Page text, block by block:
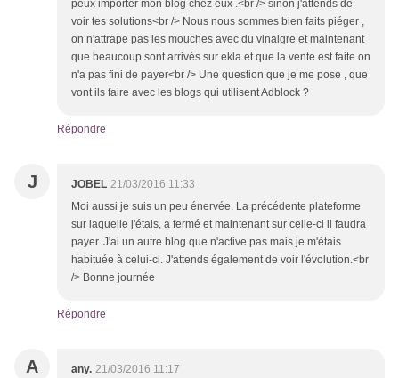
peux importer mon blog chez eux .<br /> sinon j'attends de
voir tes solutions<br /> Nous nous sommes bien faits piéger ,
on n'attrape pas les mouches avec du vinaigre et maintenant
que beaucoup sont arrivés sur ekla et que la vente est faite on
n'a pas fini de payer<br /> Une question que je me pose , que
vont ils faire avec les blogs qui utilisent Adblock ?
Répondre
J JOBEL 21/03/2016 11:33
Moi aussi je suis un peu énervée. La précédente plateforme
sur laquelle j'étais, a fermé et maintenant sur celle-ci il faudra
payer. J'ai un autre blog que n'active pas mais je m'étais
habituée à celui-ci. J'attends également de voir l'évolution.<br
/> Bonne journée
Répondre
A any. 21/03/2016 11:17